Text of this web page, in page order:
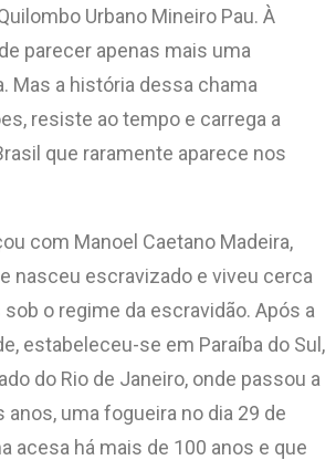
Urbano Mineiro Pau. À
parecer apenas mais uma
Mas a história dessa chama
resiste ao tempo e carrega a
que raramente aparece nos
com Manoel Caetano Madeira,
nasceu escravizado e viveu cerca
o regime da escravidão. Após a
estabeleceu-se em Paraíba do Sul,
do Rio de Janeiro, onde passou a
anos, uma fogueira no dia 29 de
acesa há mais de 100 anos e que